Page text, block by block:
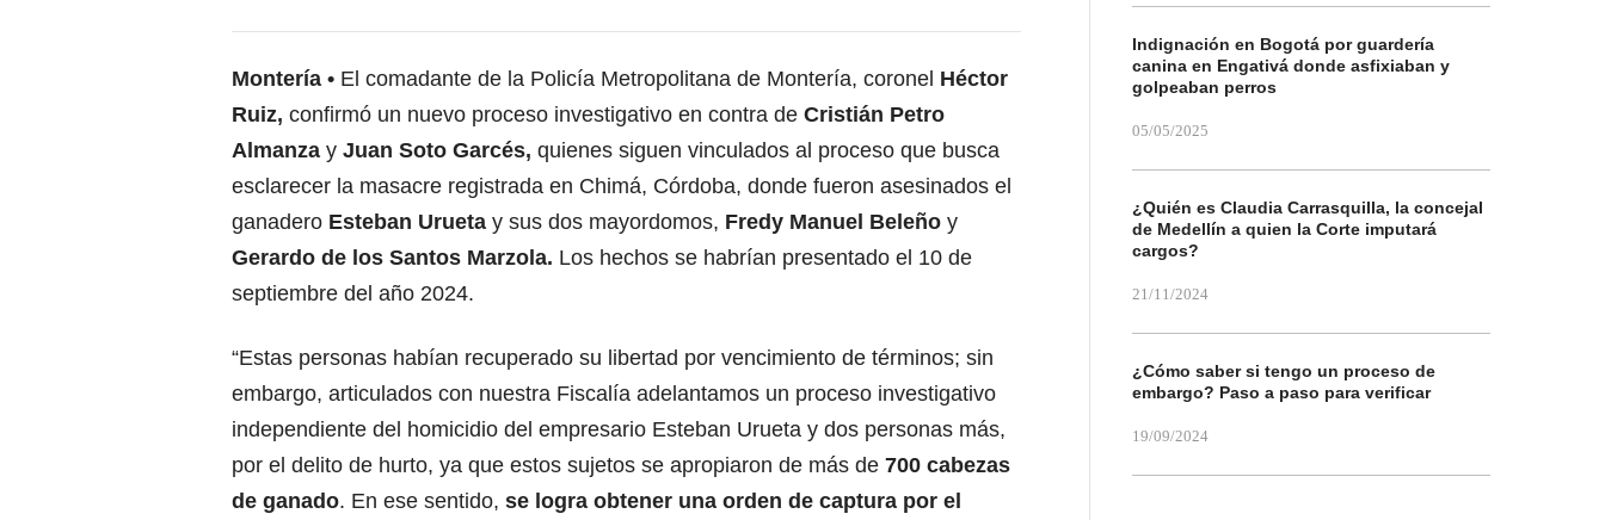
Montería El comadante de la Policía Metropolitana de Montería, coronel Héctor
Ruiz, confirmó un nuevo proceso investigativo en contra de Cristián Petro
Almanza y Juan Soto Garcés, quienes siguen vinculados al proceso que busca
esclarecer la masacre registrada en Chimá, Córdoba, donde fueron asesinados el
ganadero Esteban Urueta y sus dos mayordomos, Fredy Manuel Beleño y
Gerardo de los Santos Marzola. Los hechos se habrían presentado el 10 de
septiembre del año 2024.
“Estas personas habían recuperado su libertad por vencimiento de términos; sin
embargo, articulados con nuestra Fiscalía adelantamos un proceso investigativo
independiente del homicidio del empresario Esteban Urueta y dos personas más,
por el delito de hurto, ya que estos sujetos se apropiaron de más de 700 cabezas
de ganado. En ese sentido, se logra obtener una orden de captura por el
Indignación en Bogotá por guardería
canina en Engativá donde asfixiaban y
golpeaban perros
05/05/2025
¿Quién es Claudia Carrasquilla, la concejal
de Medellín a quien la Corte imputará
cargos?
21/11/2024
¿Cómo saber si tengo un proceso de
embargo? Paso a paso para verificar
19/09/2024